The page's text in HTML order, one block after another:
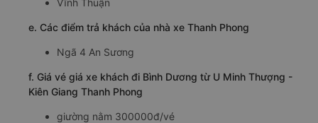
e. Các điểm trả khách của nhà xe Thanh Phong
Ngã 4 An Sương
f. Giá vé giá xe khách đi Bình Dương từ U Minh Thượng -
Kiên Giang Thanh Phong
giường nằm 300000đ/vé